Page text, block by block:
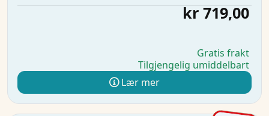
kr 719,00
Gratis frakt
Tilgjengelig umiddelbart
Lær mer